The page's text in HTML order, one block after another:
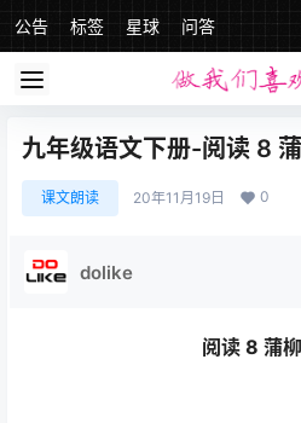
公告 标签 星球 问答
九年级语文下册-阅读 8
课文朗读 20年11月19日 0
dolike
阅读 8 蒲